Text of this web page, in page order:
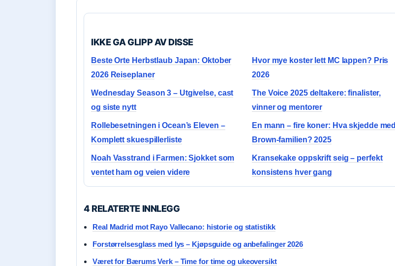
IKKE GA GLIPP AV DISSE
Beste Orte Herbstlaub Japan: Oktober
2026 Reiseplaner
Hvor mye koster lett MC lappen? Pris
2026
Wednesday Season 3 – Utgivelse, cast
og siste nytt
The Voice 2025 deltakere: finalister,
vinner og mentorer
Rollebesetningen i Ocean’s Eleven –
Komplett skuespillerliste
En mann – fire koner: Hva skjedde med
Brown-familien? 2025
Noah Vasstrand i Farmen: Sjokket som
ventet ham og veien videre
Kransekake oppskrift seig – perfekt
konsistens hver gang
4 RELATERTE INNLEGG
Real Madrid mot Rayo Vallecano: historie og statistikk
Forstørrelsesglass med lys – Kjøpsguide og anbefalinger 2026
Været for Bærums Verk – Time for time og ukeoversikt